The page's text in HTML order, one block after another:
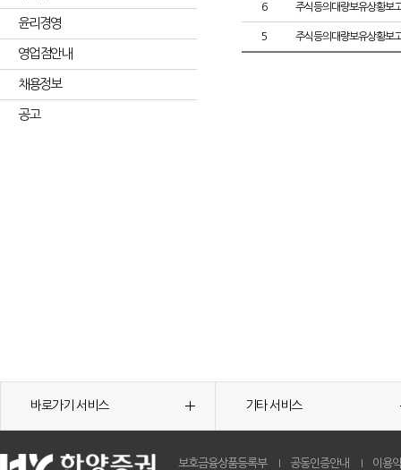
윤리경영
영업점안내
채용정보
공고
6 주식등의대량보유상황보
5 주식등의대량보유상황보
바로가기 서비스 기타 서비스
보호금융상품등록부 공동인증안내 이용